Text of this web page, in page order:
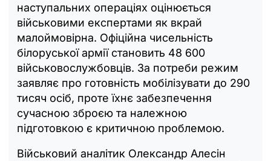
наступальних операціях оцінюється
військовими експертами як вкрай
малоймовірна. Офіційна чисельність
білоруської армії становить 48 600
військовослужбовців. За потреби режим
заявляє про готовність мобілізувати до 290
тисяч осіб, проте їхнє забезпечення
сучасною зброєю та належною
підготовкою є критичною проблемою.
Військовий аналітик Олександр Алесін